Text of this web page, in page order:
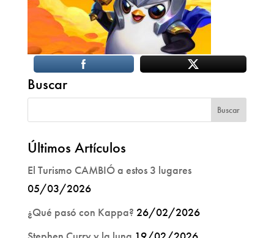
Buscar
Últimos Artículos
El Turismo CAMBIÓ a estos 3 lugares
05/03/2026
¿Qué pasó con Kappa? 26/02/2026